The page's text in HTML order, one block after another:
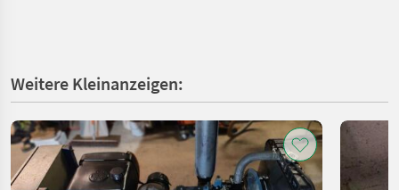
Weitere Kleinanzeigen: